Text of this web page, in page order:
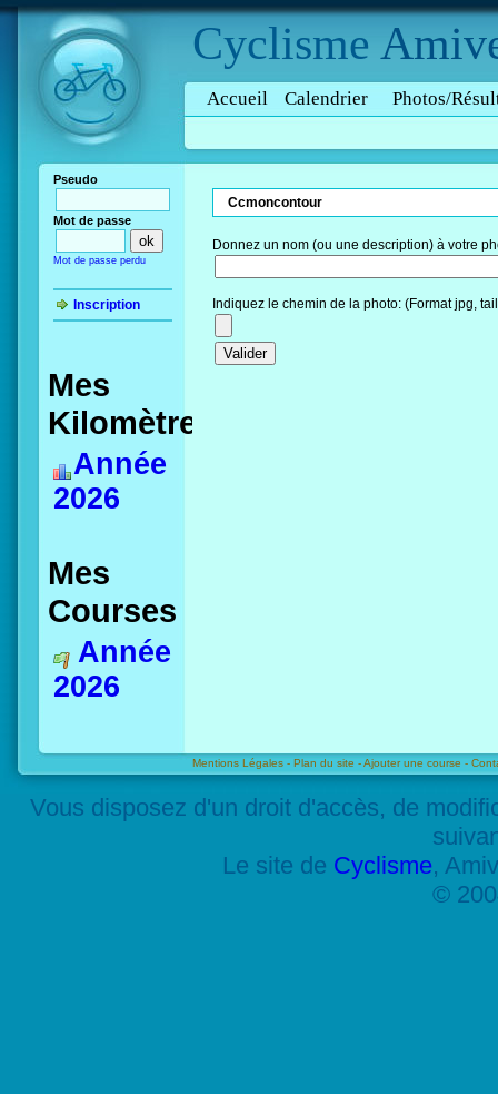
Cyclisme
Accueil Calendrier Photos/
Pseudo
Mot de passe
Mot de passe perdu
Inscription
Mes
Kilomètres
Année
2026
Mes
Courses
Année
2026
Ccmoncontour
Donnez un nom (ou une description) à votre
Indiquez le chemin de la photo: (Format jpg,
Mentions Légales - Plan du site -Ajouter une course -
Vous disposez d'un droit d'accès, de
Le site de Cyclisme,
©